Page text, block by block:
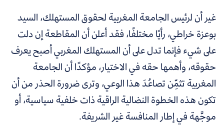
غير أن لرئيس الجامعة المغربية لحقوق المستهلك، السيد
بوعزة خراطي، رأيًا مختلفًا، فقد أعلن أن المقاطعة إن دلت
على شيء فإنما تدل على أن المستهلك المغربي أصبح يعرف
حقوقه، وأهمها حقه في الاختيار، مؤكدًا أن الجامعة
المغربية تثمِّن تصاعُدَ هذا الوعي، وترى ضرورة الحذر من أن
تكون هذه الخطوة النضالية الراقية ذات خلفية سياسية، أو
موجَّهة في إطار المنافسة غير الشريفة.